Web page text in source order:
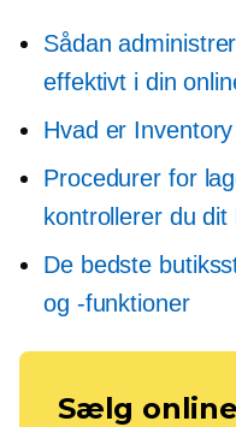
Sådan
effektivt i din
Hvad er
Procedurer for
kontrollerer du dit
De bedste
og -funktioner
Sælg online